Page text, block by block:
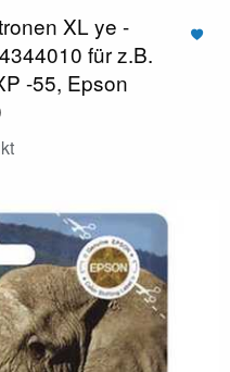
XL ye -
für z.B.
-55, Epson